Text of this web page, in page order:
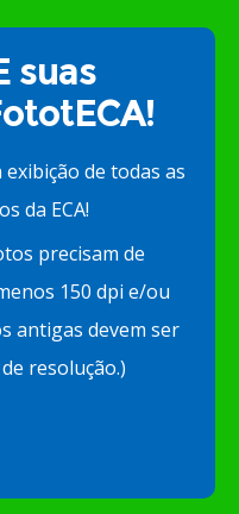
suas
exibição de todas as
da ECA!
precisam de
150 dpi e/ou
antigas devem ser
resolução.)